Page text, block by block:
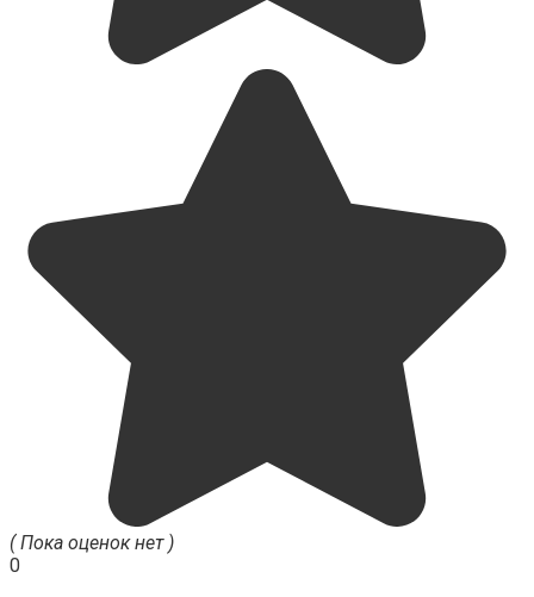
( Пока оценок нет )
0